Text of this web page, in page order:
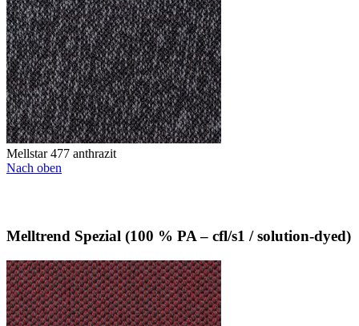
Mellstar 477 anthrazit
Nach oben
Melltrend Spezial (100 % PA – cfl/s1 / solution-dyed)